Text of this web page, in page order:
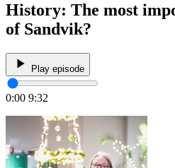
History: The most
of Sandvik?
Play episode
0:00 9:32